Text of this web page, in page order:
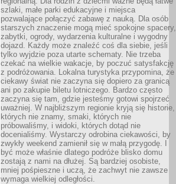
szlaki, małe parki edukacyjne i miejsca
pozwalające połączyć zabawę z nauką. Dla osób
starszych znaczenie mogą mieć spokojne spacery,
zabytki, ogrody, wydarzenia kulturalne i wygodny
dojazd. Każdy może znaleźć coś dla siebie, jeśli
tylko wyjdzie poza utarte schematy. Nie trzeba
czekać na wielkie wakacje, by poczuć satysfakcję
z podróżowania. Lokalna turystyka przypomina, że
ciekawy świat nie zaczyna się dopiero za granicą
ani po zakupie biletu lotniczego. Bardzo często
zaczyna się tam, gdzie jesteśmy gotowi spojrzeć
uważniej. W najbliższym regionie kryją się historie,
których nie znamy, smaki, których nie
próbowaliśmy, i widoki, których dotąd nie
docenialiśmy. Wystarczy odrobina ciekawości, by
zwykły weekend zamienił się w małą przygodę. I
być może właśnie dlatego podróże blisko domu
zostają z nami na dłużej. Są bardziej osobiste,
mniej pośpieszne i uczą, że zachwyt nie zawsze
wymaga wielkiej odległości.